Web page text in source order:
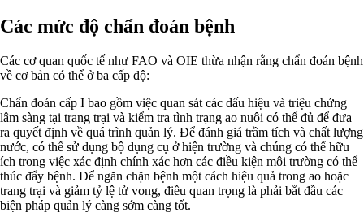
Các mức độ chẩn đoán bệnh
Các cơ quan quốc tế như FAO và OIE thừa nhận rằng chẩn đoán bệnh
về cơ bản có thể ở ba cấp độ:
Chẩn đoán cấp I bao gồm việc quan sát các dấu hiệu và triệu chứng
lâm sàng tại trang trại và kiểm tra tình trạng ao nuôi có thể đủ để đưa
ra quyết định về quá trình quản lý. Để đánh giá trầm tích và chất lượng
nước, có thể sử dụng bộ dụng cụ ở hiện trường và chúng có thể hữu
ích trong việc xác định chính xác hơn các điều kiện môi trường có thể
thúc đẩy bệnh. Để ngăn chặn bệnh một cách hiệu quả trong ao hoặc
trang trại và giảm tỷ lệ tử vong, điều quan trọng là phải bắt đầu các
biện pháp quản lý càng sớm càng tốt.